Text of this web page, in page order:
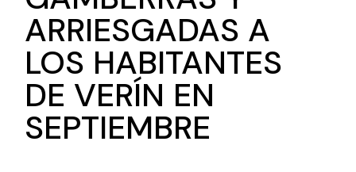
ARRIESGADAS A
LOS HABITANTES
DE VERÍN EN
SEPTIEMBRE